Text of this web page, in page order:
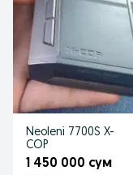
Neoleni 7700S X-
COP
1 450 000 сум